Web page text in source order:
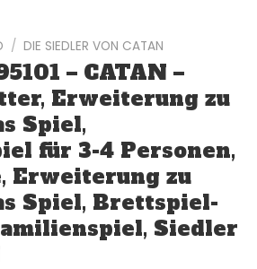
/ DIE SIEDLER VON CATAN
– CATAN –
Erweiterung zu
Spiel,
für 3-4 Personen,
Erweiterung zu
Spiel, Brettspiel-
Siedler